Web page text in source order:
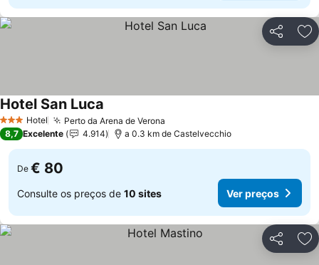
Partilhar
3 EstrelasHotel Perto da Arena de Verona
Hotel San Luca
8,7 Excelente 4.914 a 0.3 km de Castelvecchio
De € 80
Consulte os preços de 10 sites Ver preços
Partilhar